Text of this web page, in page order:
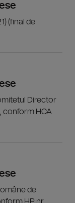
(final de
Director
conform HCA
de